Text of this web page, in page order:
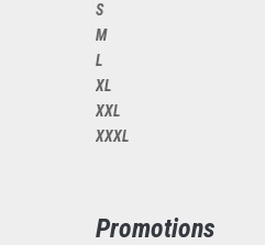
S
M
L
XL
XXL
XXXL
Promotions